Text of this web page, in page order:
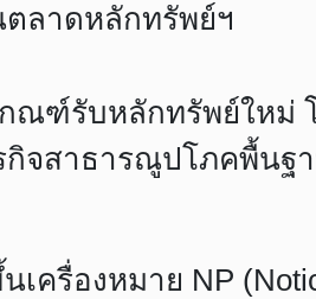
ลาดหลักทรัพย์ฯ
ณฑ์รับหลักทรัพย์ใหม่
จสาธารณูปโภคพื้นฐา
ครื่องหมาย NP